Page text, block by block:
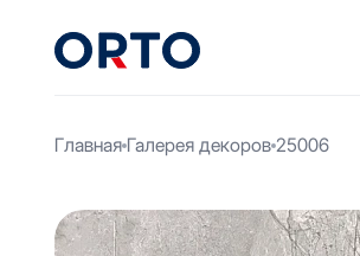
Главная Галерея декоров 25006